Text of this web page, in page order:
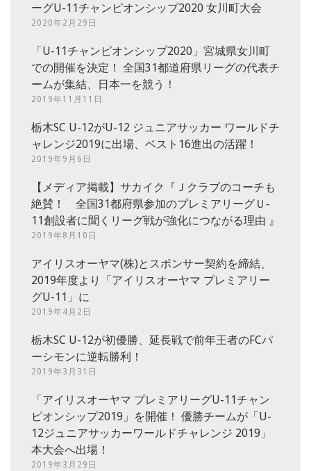
ーグU-11チャンピオンシップ2020 女川町大会
2020年2月29日
「U-11チャンピオンシップ2020」宮城県女川町
での開催を決定！ 全国31都道府県リーグの代表チ
ームが集結、日本一を競う！
2019年11月11日
栃木SC U-12がU-12 ジュニアサッカー ワールドチ
ャレンジ2019に出場、ベスト16進出の活躍！
2019年9月6日
【メディア掲載】サカイク『Ｊクラブのコーチも
絶賛！ 全国31都府県参加のプレミアリーグＵ‐
11創設者に聞くリーグ戦が強化につながる理由 』
2019年8月10日
アイリスオーヤマ(株)とスポンサー契約を締結、
2019年度より「アイリスオーヤマ プレミアリー
グU-11」に
2019年4月2日
栃木SC U-12が初優勝、延長戦で前年王者のFCパ
ーシモンに逆転勝利！
2019年3月31日
「アイリスオーヤマ プレミアリーグU-11チャン
ピオンシップ2019」を開催！ 優勝チームが「U-
12ジュニアサッカーワールドチャレンジ 2019」
本大会へ出場！
2019年3月29日